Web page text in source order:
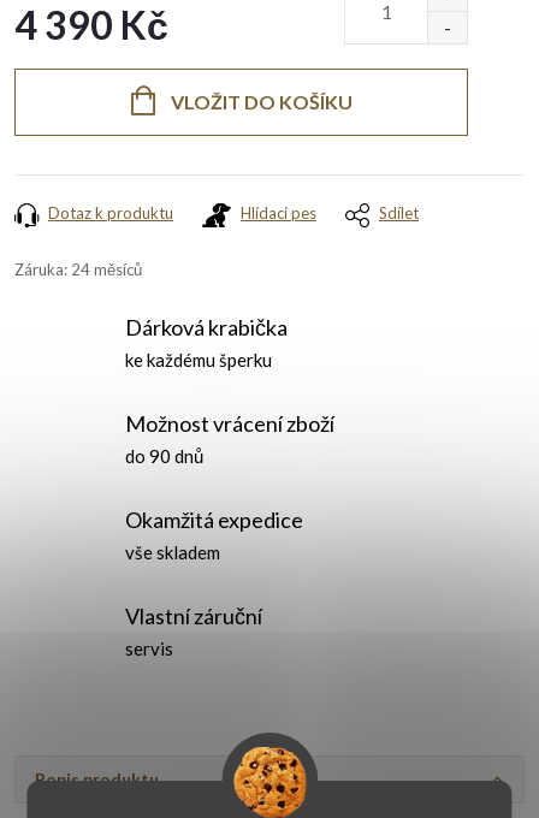
4 390 Kč
VLOŽIT DO KOŠÍKU
Dotaz k produktu Hlídací pes Sdílet
Záruka: 24 měsíců
Dárková krabička
ke každému šperku
Možnost vrácení zboží
do 90 dnů
Okamžitá expedice
vše skladem
Vlastní záruční
servis
Popis produktu